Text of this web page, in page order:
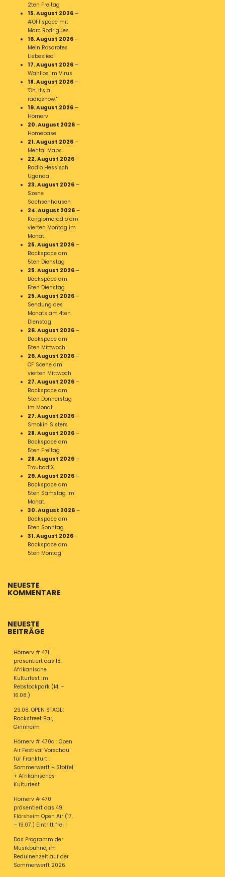
2ten Freitag
15. August 2026 –
#OFFspace mit
Marc Rodrigues.
16. August 2026 –
Mein Rosarotes
Liebeslied
17. August 2026 –
Wahllos im Virus
18. August 2026 –
"Oh, it's a
radioshow."
19. August 2026 –
Hörnerv
20. August 2026 –
Homebase
21. August 2026 –
Mental Maps
22. August 2026 –
Radio Hessisch
Uganda
23. August 2026 –
Szene
Sachsenhausen
24. August 2026 –
Konglomeradio am
vierten Montag im
Monat.
25. August 2026 –
Backspace am
5ten Dienstag
25. August 2026 –
Backspace am
5ten Dienstag
25. August 2026 –
Sendung des
Monats am 4ten
Dienstag
26. August 2026 –
Backspace am
5ten Mittwoch
26. August 2026 –
OF Scene am
vierten Mittwoch
27. August 2026 –
Backspace am
5ten Donnerstag
im Monat.
27. August 2026 –
Smokin' Sisters
28. August 2026 –
Backspace am
5ten Freitag
28. August 2026 –
TroubadiX
29. August 2026 –
Backspace am
5ten Samstag im
Monat.
30. August 2026 –
Backspace am
5ten Sonntag
31. August 2026 –
Backspace am
5ten Montag
NEUESTE
KOMMENTARE
NEUESTE
BEITRÄGE
Hörnerv # 471
präsentiert das 18.
Afrikanische
Kulturfest im
Rebstockpark (14. –
16.08.)
29.08. OPEN STAGE:
Backstreet Bar,
Ginnheim
Hörnerv # 470a : Open
Air Festival Vorschau
für Frankfurt :
Sommerwerft + Stoffel
+ Afrikanisches
Kulturfest
Hörnerv # 470
präsentiert das 49.
Flörsheim Open Air (17.
– 19.07.) Eintritt frei !
Das Programm der
Musikbühne, im
Beduinenzelt auf der
Sommerwerft 2026.